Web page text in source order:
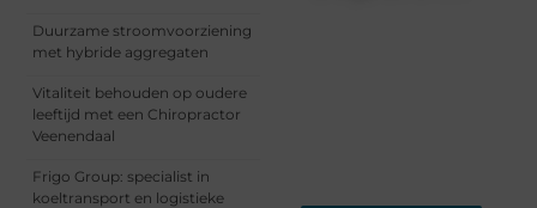
Duurzame stroomvoorziening
met hybride aggregaten
Vitaliteit behouden op oudere
leeftijd met een Chiropractor
Veenendaal
Frigo Group: specialist in
koeltransport en logistieke